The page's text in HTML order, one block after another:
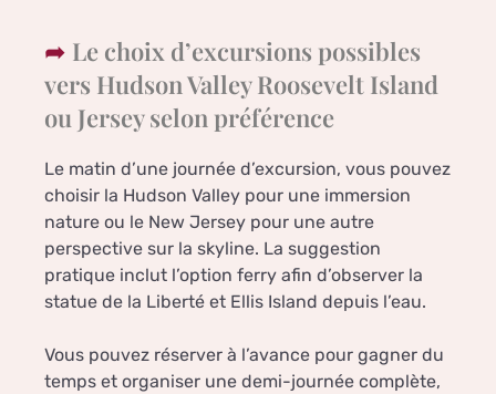
Le choix d’excursions possibles
vers Hudson Valley Roosevelt Island
ou Jersey selon préférence
Le matin d’une journée d’excursion, vous pouvez
choisir la Hudson Valley pour une immersion
nature ou le New Jersey pour une autre
perspective sur la skyline. La suggestion
pratique inclut l’option ferry afin d’observer la
statue de la Liberté et Ellis Island depuis l’eau.
Vous pouvez réserver à l’avance pour gagner du
temps et organiser une demi-journée complète,